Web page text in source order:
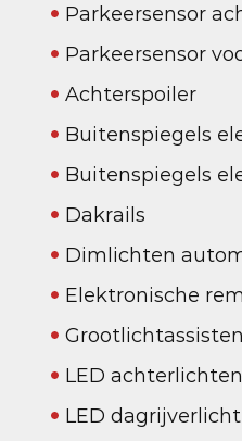
Parkeersensor
Parkeersensor
Achterspoiler
Buitenspiegels
Buitenspiegels
Dakrails
Dimlichten
Elektronische
LED achterlichten
LED